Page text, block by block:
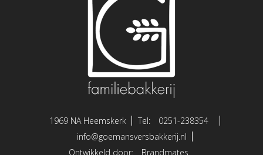
1969 NA Heemskerk Tel:
0251-238354
info@goemansversbakkerij.nl
Ontwikkeld door:
Brandmates